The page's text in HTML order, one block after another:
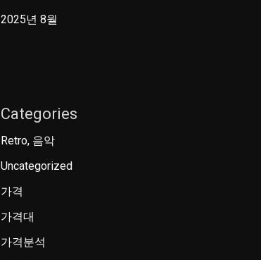
2025년 8월
Categories
Retro, 음악
Uncategorized
가격
가격대
가격분석